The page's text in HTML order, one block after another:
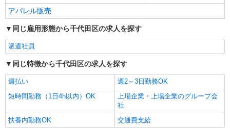
契約社員
REGAL SHOES ヨドバシAkiba店
REGALの革靴の販売・接客スタッフ
よる ※試用期間（3〜6ヶ月※勤務内容による）は
時給1,250円
東京都千代田区神田花岡町1-1 ヨドバシ
Akiba7Ｆ
キープ 詳細を見る
契約社員
アパレル販売
同じ雇用形態から千代田区の求人を探す
派遣社員
同じ特徴から千代田区の求人を探す
週払い
週2～3日勤務OK
短時間勤務（1日4h以内）OK
上場企業・上場企業のグループ会
社
扶養内勤務OK
交通費支給